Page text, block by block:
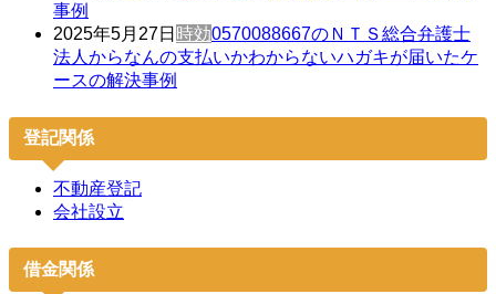
事例
2025年5月27日 時効0570088667のＮＴＳ総合弁護士
法人からなんの支払いかわからないハガキが届いたケ
ースの解決事例
登記関係
不動産登記
会社設立
借金関係